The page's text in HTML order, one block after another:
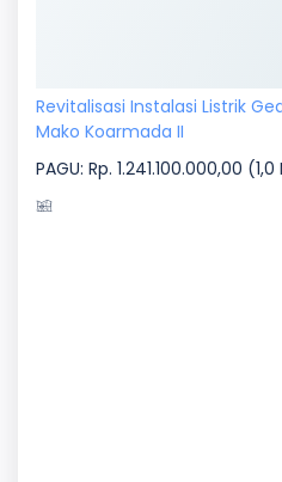
Revitalisasi Instalasi Listrik
Mako Koarmada II
PAGU: Rp. 1.241.100.000,00 (1,0